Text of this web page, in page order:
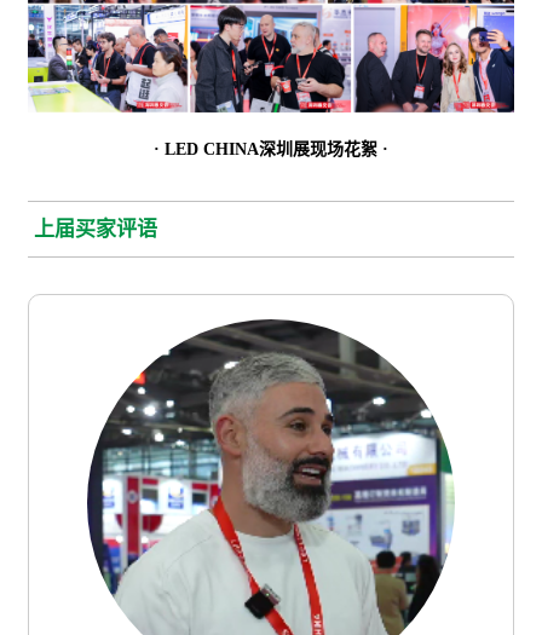
· LED CHINA深圳展现场花絮 ·
上届买家评语